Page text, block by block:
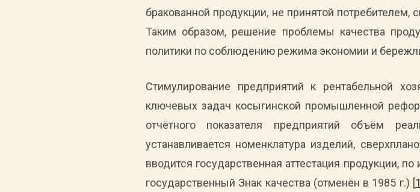
бракованной продукции, не принятой потребителем,
Таким образом, решение проблемы качества
политики по соблюдению режима экономии и
Стимулирование предприятий к рентабельной
ключевых задач косыгинской промышленной
отчётного показателя предприятий объём
устанавливается номенклатура изделий,
вводится государственная аттестация продукции,
государственный Знак качества (отменён в 1985 г.) [